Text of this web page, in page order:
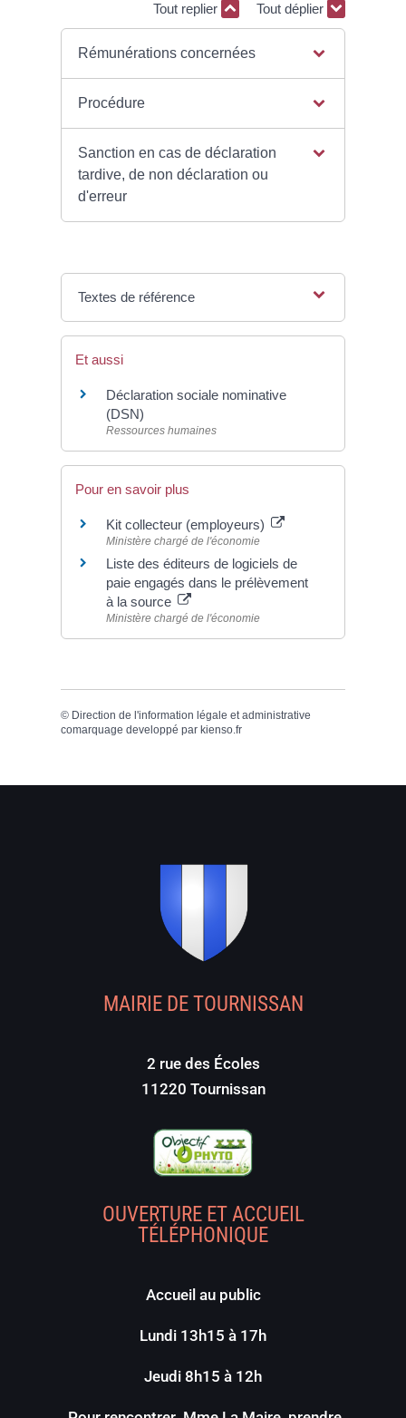
Tout replier Tout déplier
Rémunérations concernées
Procédure
Sanction en cas de déclaration
tardive, de non déclaration ou
d'erreur
Textes de référence
Et aussi
Déclaration sociale nominative
(DSN)
Ressources humaines
Pour en savoir plus
Kit collecteur (employeurs)
Ministère chargé de l'économie
Liste des éditeurs de logiciels de
paie engagés dans le prélèvement
à la source
Ministère chargé de l'économie
© Direction de l'information légale et administrative
comarquage developpé par kienso.fr
MAIRIE DE TOURNISSAN
2 rue des Écoles
11220 Tournissan
OUVERTURE ET ACCUEIL
TÉLÉPHONIQUE
Accueil au public
Lundi 13h15 à 17h
Jeudi 8h15 à 12h